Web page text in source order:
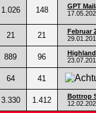
1.026 148
GPT
21 21
Februar
889 96
64 41
3.330 1.412
Bottrop